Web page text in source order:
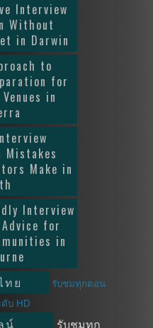
Interview
Without
in Darwin
to
for
in
Mistakes
Make in
Interview
for
in
ทย
รับชมทุกตอน
บ HD
น์ รับชมทุก